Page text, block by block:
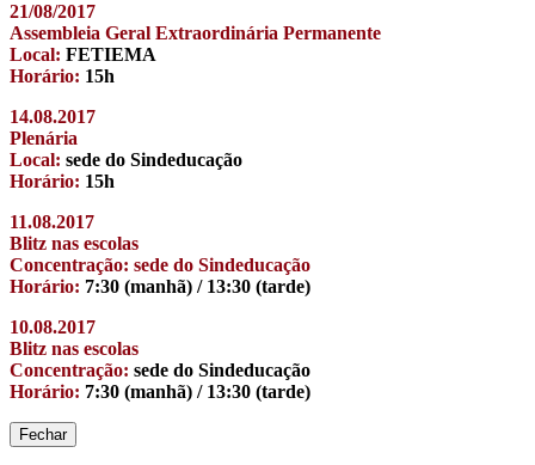
21/08/2017
Assembleia Geral Extraordinária Permanente
Local: FETIEMA
Horário: 15h
14.08.2017
Plenária
Local: sede do Sindeducação
Horário: 15h
11.08.2017
Blitz nas escolas
Concentração: sede do Sindeducação
Horário: 7:30 (manhã) / 13:30 (tarde)
10.08.2017
Blitz nas escolas
Concentração: sede do Sindeducação
Horário: 7:30 (manhã) / 13:30 (tarde)
Fechar